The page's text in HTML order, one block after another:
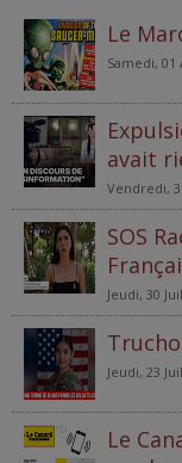
Le
Samedi, 01
avait
Vendredi,
SOS
Jeudi, 30
Jeudi, 23
Le